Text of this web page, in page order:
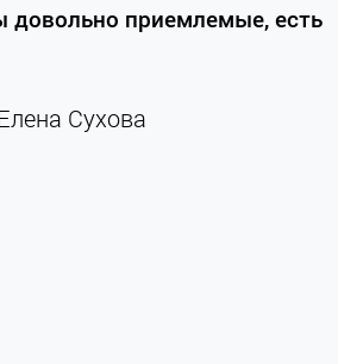
довольно приемлемые, есть
Сухова